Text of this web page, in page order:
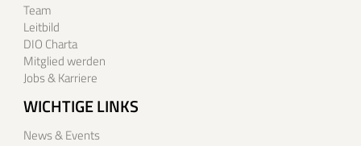
Team
Leitbild
DIO Charta
Mitglied werden
Jobs & Karriere
WICHTIGE LINKS
News & Events